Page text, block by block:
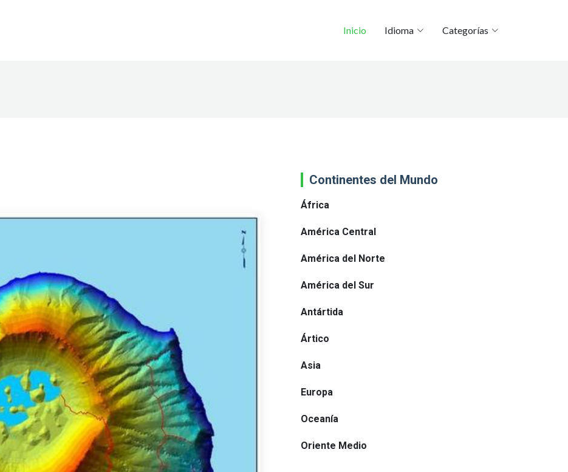
Inicio Idioma Categorías
Continentes del Mundo
África
América Central
América del Norte
América del Sur
Antártida
Ártico
Asia
Europa
Oceanía
Oriente Medio